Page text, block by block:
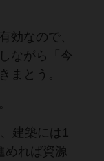
効なので、
ながら「今
まとう。
建築には1
めれば資源